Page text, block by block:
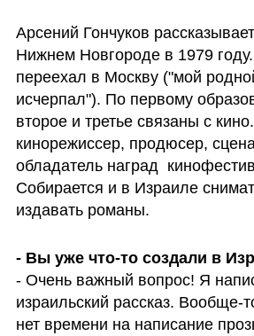
Арсений Гончуков
Нижнем Новгороде в 1979
переехал в Москву ("мой
исчерпал"). По первому
второе и третье связаны с
кинорежиссер, продюсер,
обладатель наград
Собирается и в Израиле
издавать романы.
- Вы уже что-то создали в
- Очень важный вопрос! Я
израильский рассказ. Вообще-
нет времени на написание